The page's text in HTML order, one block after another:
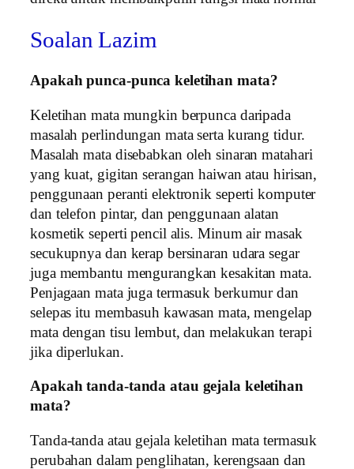
Soalan Lazim
Apakah punca-punca keletihan mata?
Keletihan mata mungkin berpunca daripada
masalah perlindungan mata serta kurang tidur.
Masalah mata disebabkan oleh sinaran matahari
yang kuat, gigitan serangan haiwan atau hirisan,
penggunaan peranti elektronik seperti komputer
dan telefon pintar, dan penggunaan alatan
kosmetik seperti pencil alis. Minum air masak
secukupnya dan kerap bersinaran udara segar
juga membantu mengurangkan kesakitan mata.
Penjagaan mata juga termasuk berkumur dan
selepas itu membasuh kawasan mata, mengelap
mata dengan tisu lembut, dan melakukan terapi
jika diperlukan.
Apakah tanda-tanda atau gejala keletihan
mata?
Tanda-tanda atau gejala keletihan mata termasuk
perubahan dalam penglihatan, kerengsaan dan